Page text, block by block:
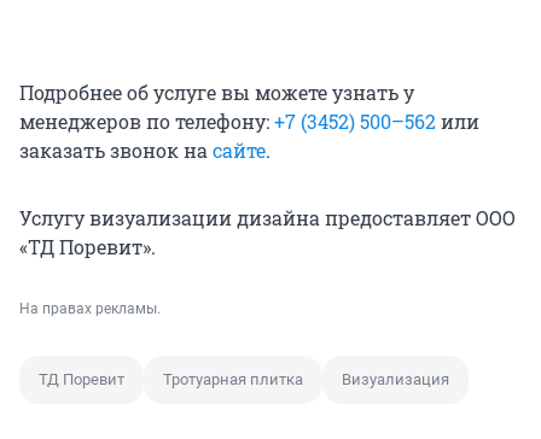
Подробнее об услуге вы можете узнать у
менеджеров по телефону:+7 (3452) 500–562или
заказать звонок на сайте.
Услугу визуализации дизайна предоставляет ООО
«ТД Поревит».
На правах рекламы.
ТД Поревит Тротуарная плитка Визуализация